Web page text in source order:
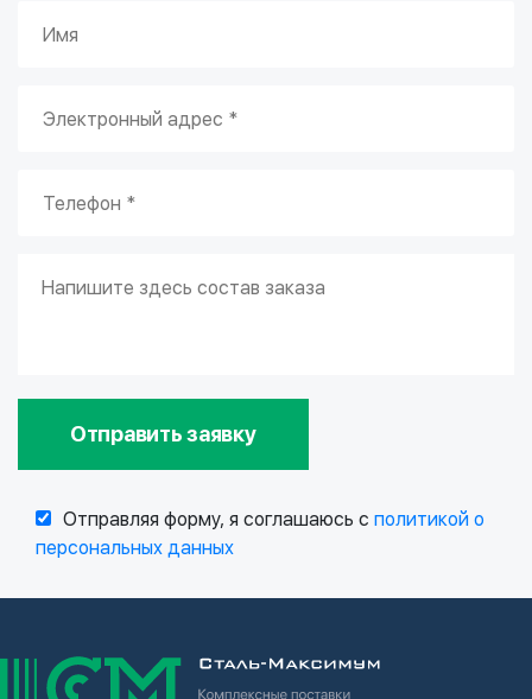
Отправить заявку
Отправляя форму, я соглашаюсь с политикой о
персональных данных